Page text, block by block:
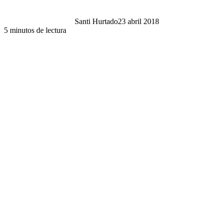
Santi Hurtado23 abril 2018
5 minutos de lectura